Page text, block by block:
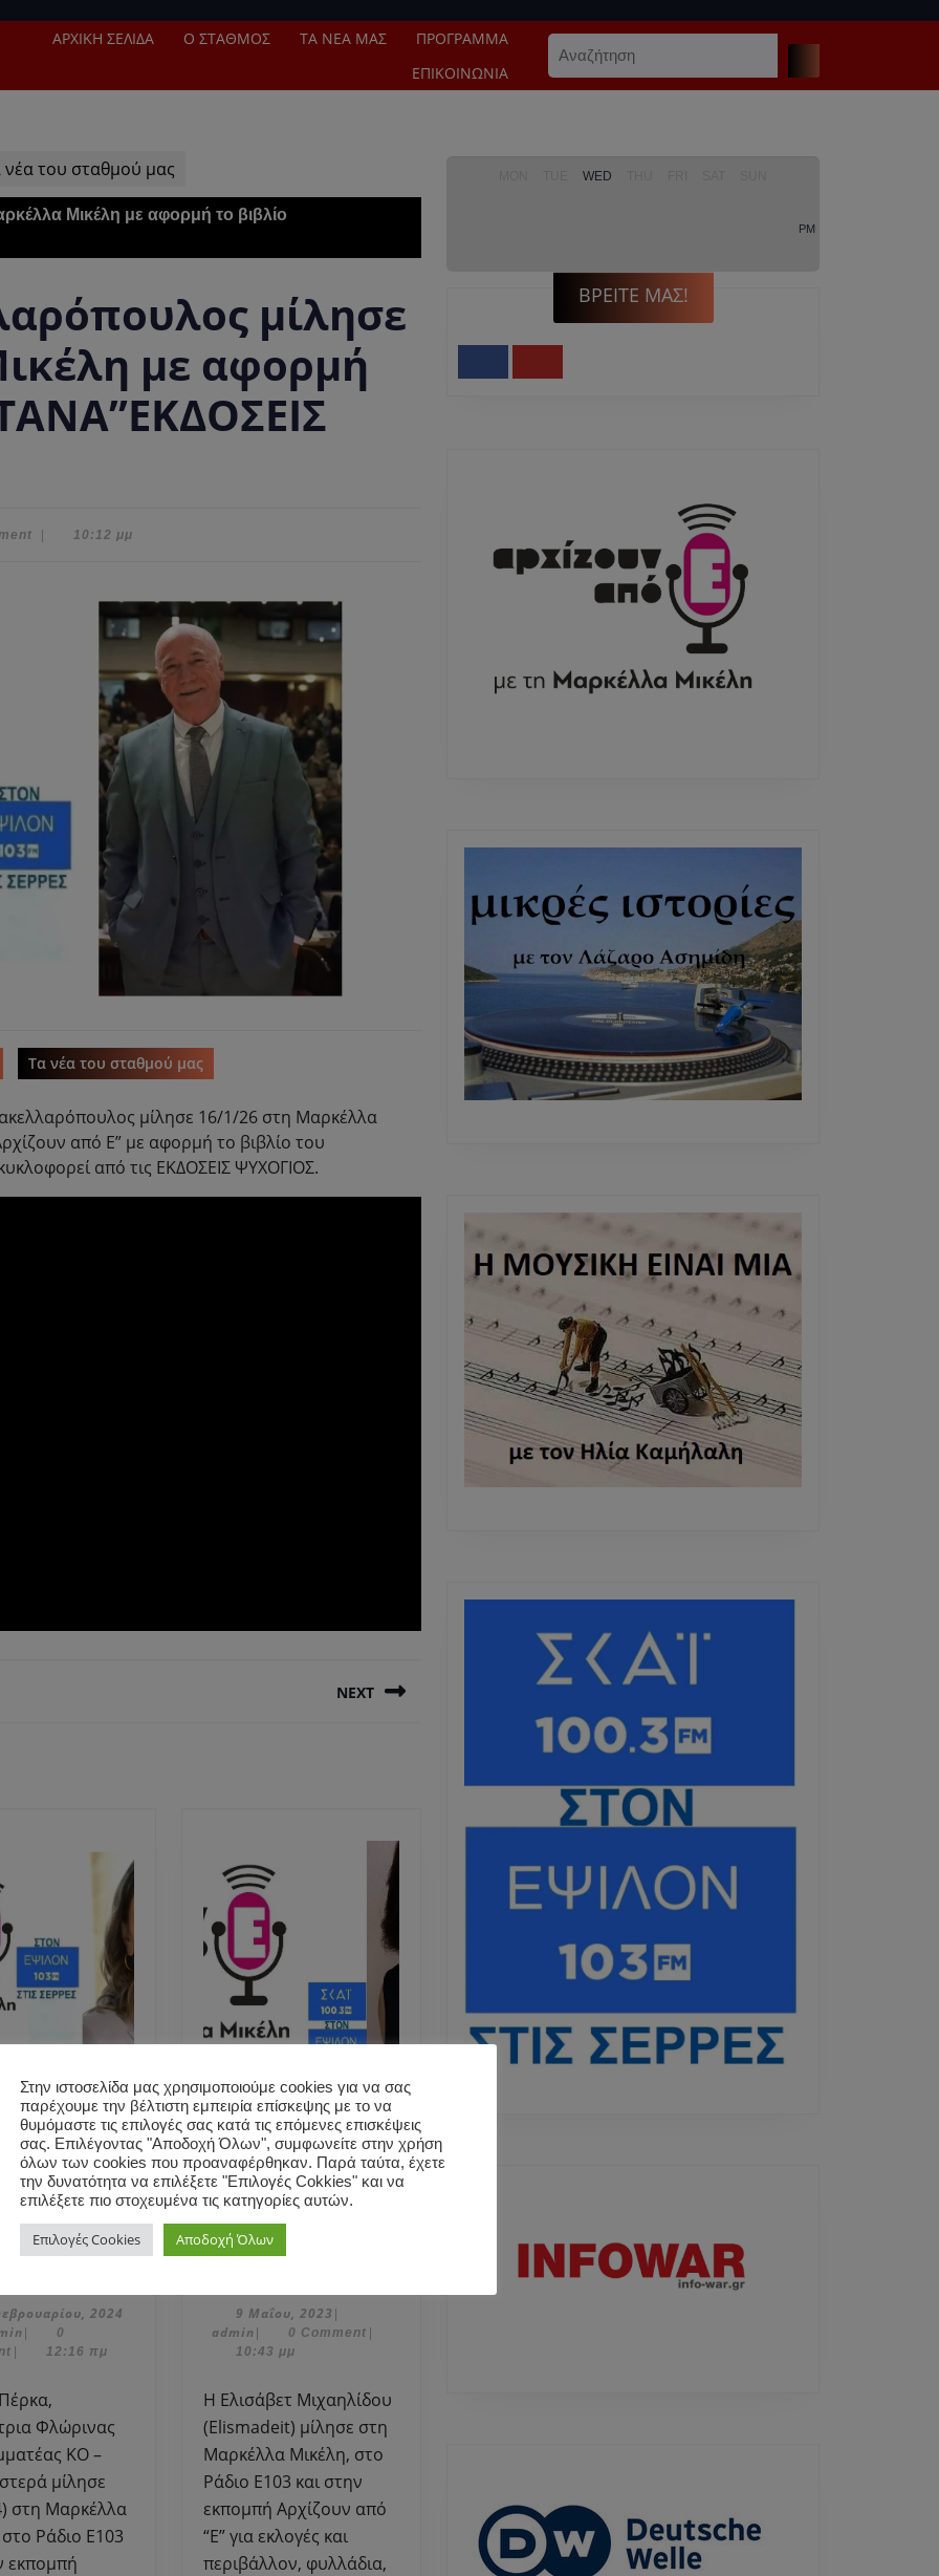
ΑΡΧΙΚΉ ΣΕΛΊΔΑ Ο ΣΤΑΘΜΌΣ ΤΑ ΝΈΑ ΜΑΣ
ΠΡΌΓΡΑΜΜΑ
ΕΠΙΚΟΙΝΩΝΊΑ
for:
νέα του σταθμού μας
Μικέλη με αφορμή το βιβλίο
μίλησε
με αφορμή
10:12 μμ
Τα νέα του σταθμού μας
μίλησε 16/1/26 στη Μαρκέλλα
από Ε” με αφορμή το βιβλίο του
από τις ΕΚΔΟΣΕΙΣ ΨΥΧΟΓΙΟΣ.
NEXT
Πέρκα
στη
Μικέλη
για τα
και θέματα
Η
Πέτη
Πέρκα
στη
Μαρκέλλα
για
την
εξεταστική
για
τα
2024
admin
0
12:16 πμ
Φλώρινας
ΚΟ –
μίλησε
στη Μαρκέλλα
Ράδιο Ε103
εκπομπή
Η Ελισάβετ
Μιχαηλίδου
(Elismadeit)
μίλησε στη
Μαρκέλλα Μικέλη
για εκλογές και
περιβάλλον.
Ελισάβετ
Μιχαηλίδου
(Elismadeit)
στη
Μαρκέλλα
Μικέλη
για
εκλογές
και
περιβάλλον.
9 Μαΐου, 2023 9
Μαΐου,
adminadmin0 Comment
10:43 μμ
Η Ελισάβετ Μιχαηλίδου
(Elismadeit) μίλησε στη
Μαρκέλλα Μικέλη, στο
Ράδιο Ε103 και στην
εκπομπή Αρχίζουν από
“Ε” για εκλογές και
περιβάλλον, φυλλάδια,
WED
PM
ΒΡΕΊΤΕ ΜΑΣ!
Στην ιστοσελίδα μας χρησιμοποιούμε cookies για να σας
παρέχουμε την βέλτιστη εμπειρία επίσκεψης με το να
θυμόμαστε τις επιλογές σας κατά τις επόμενες επισκέψεις
σας. Επιλέγοντας "Αποδοχή Όλων", συμφωνείτε στην χρήση
όλων των cookies που προαναφέρθηκαν. Παρά ταύτα, έχετε
την δυνατότητα να επιλέξετε "Επιλογές Cokkies" και να
επιλέξετε πιο στοχευμένα τις κατηγορίες αυτών.
Επιλογές Cookies Αποδοχή Όλων